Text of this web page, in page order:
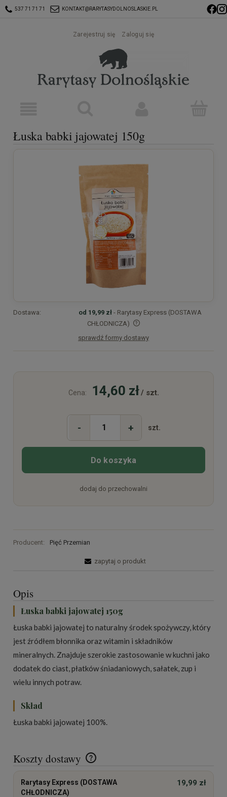
537 71 71 71 KONTAKT@RARYTASYDOLNOSLASKIE.PL
Zarejestruj się Zaloguj się
Łuska babki jajowatej 150g
Dostawa: od 19,99 zł - Rarytasy Express (DOSTAWA
CHŁODNICZA)
Cena nie zawiera ewentualnych kosztów płatności
sprawdź formy dostawy
Cena: 14,60 zł/ szt.
- + szt.
Do koszyka
dodaj do przechowalni
Producent: Pięć Przemian
zapytaj o produkt
Opis
Łuska babki jajowatej 150g
Łuska babki jajowatej to naturalny środek spożywczy, który
jest źródłem błonnika oraz witamin i składników
mineralnych. Znajduje szerokie zastosowanie w kuchni jako
dodatek do ciast, płatków śniadaniowych, sałatek, zup i
wielu innych potraw.
Skład
Łuska babki jajowatej 100%.
Koszty dostawy
Cena nie zawiera ewentualnych kosztów płatności
Rarytasy Express (DOSTAWA
CHŁODNICZA)
19,99 zł